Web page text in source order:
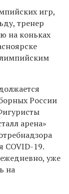
игр,
тренер
на коньках
России
арена»
COVID-19.
уже
на